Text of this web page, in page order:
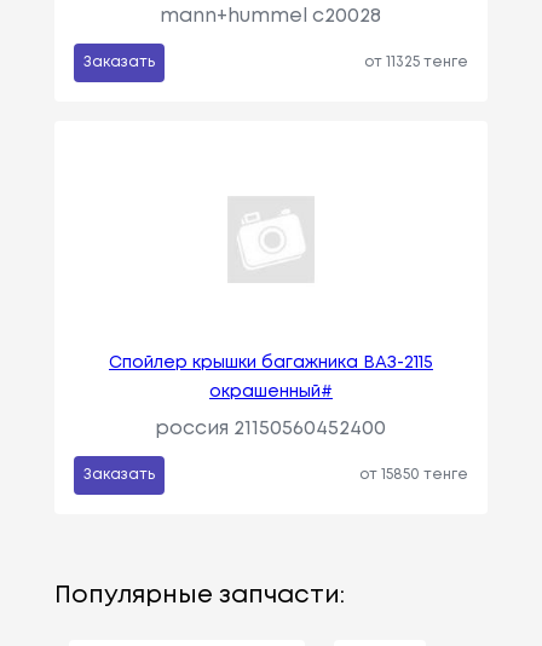
mann+hummel c20028
Заказать от 11325 тенге
Спойлер крышки багажника ВАЗ-2115
окрашенный#
россия 21150560452400
Заказать от 15850 тенге
Популярные запчасти: